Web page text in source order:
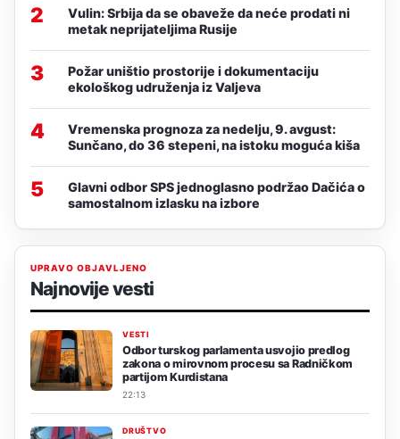
2
Vulin: Srbija da se obaveže da neće prodati ni
metak neprijateljima Rusije
3
Požar uništio prostorije i dokumentaciju
ekološkog udruženja iz Valjeva
4
Vremenska prognoza za nedelju, 9. avgust:
Sunčano, do 36 stepeni, na istoku moguća kiša
5
Glavni odbor SPS jednoglasno podržao Dačića o
samostalnom izlasku na izbore
UPRAVO OBJAVLJENO
Najnovije vesti
VESTI
Odbor turskog parlamenta usvojio predlog
zakona o mirovnom procesu sa Radničkom
partijom Kurdistana
22:13
DRUŠTVO